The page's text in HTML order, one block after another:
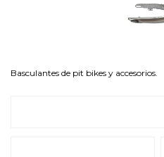
Basculantes de pit bikes y accesorios.